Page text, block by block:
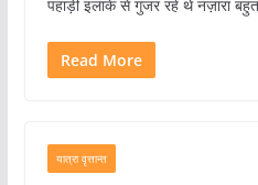
पहाड़ी इलाके से गुजर रहे थे नज़ारा बहुत
Read More
यात्रा वृत्तान्त